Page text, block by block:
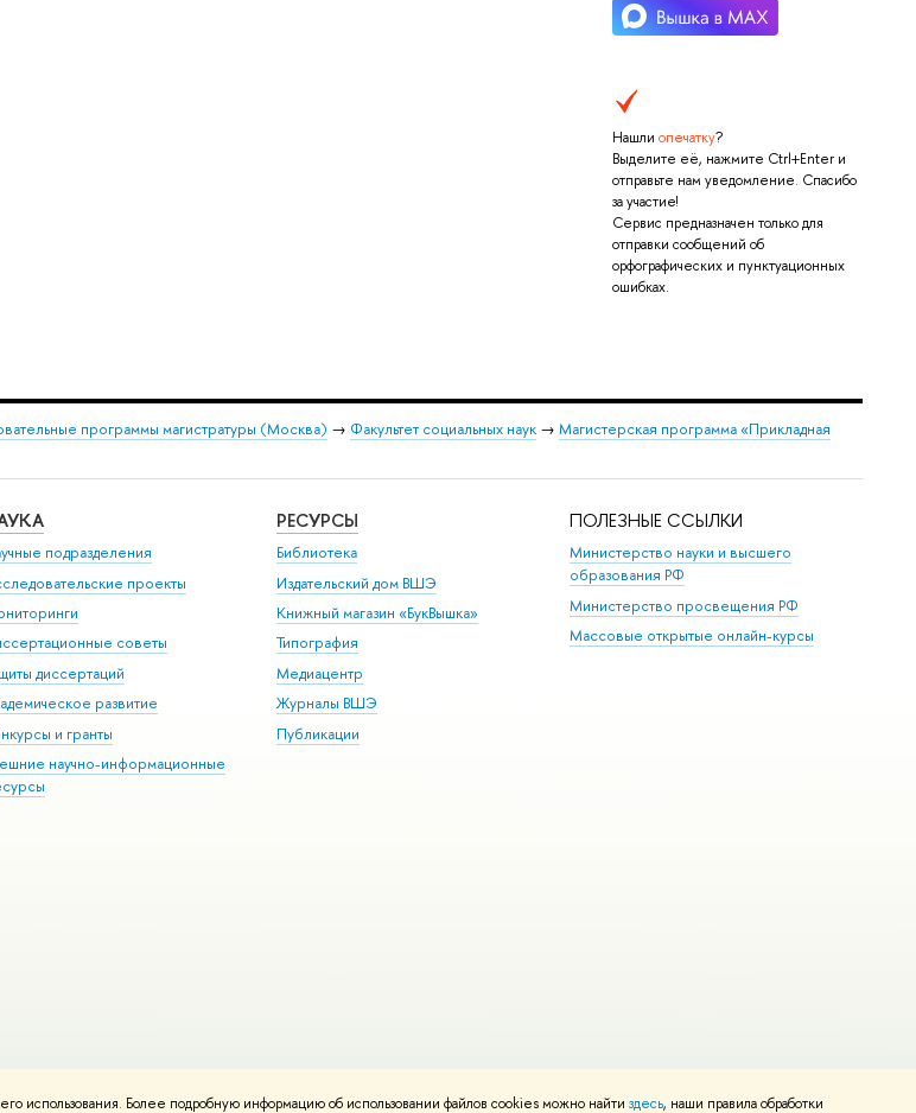
использования. Более подробную информацию об использовании файлов cookies можно найти здесь, наши правила обработки
Нашли опечатку?
Выделите её, нажмите Ctrl+Enter и
отправьте нам уведомление. Спасибо
за участие!
Сервис предназначен только для
отправки сообщений об
орфографических и пунктуационных
ошибках.
программы магистратуры (Москва) → Факультет социальных наук→ Магистерская программа «Прикладная
подразделения
проекты
советы
диссертаций
развитие
и гранты
научно-информационные
РЕСУРСЫ
Библиотека
Издательский дом ВШЭ
Книжный магазин «БукВышка»
Типография
Медиацентр
Журналы ВШЭ
Публикации
ПОЛЕЗНЫЕ ССЫЛКИ
Министерство науки и высшего
образования РФ
Министерство просвещения РФ
Массовые открытые онлайн-курсы
конфиденциальности Карта сайта